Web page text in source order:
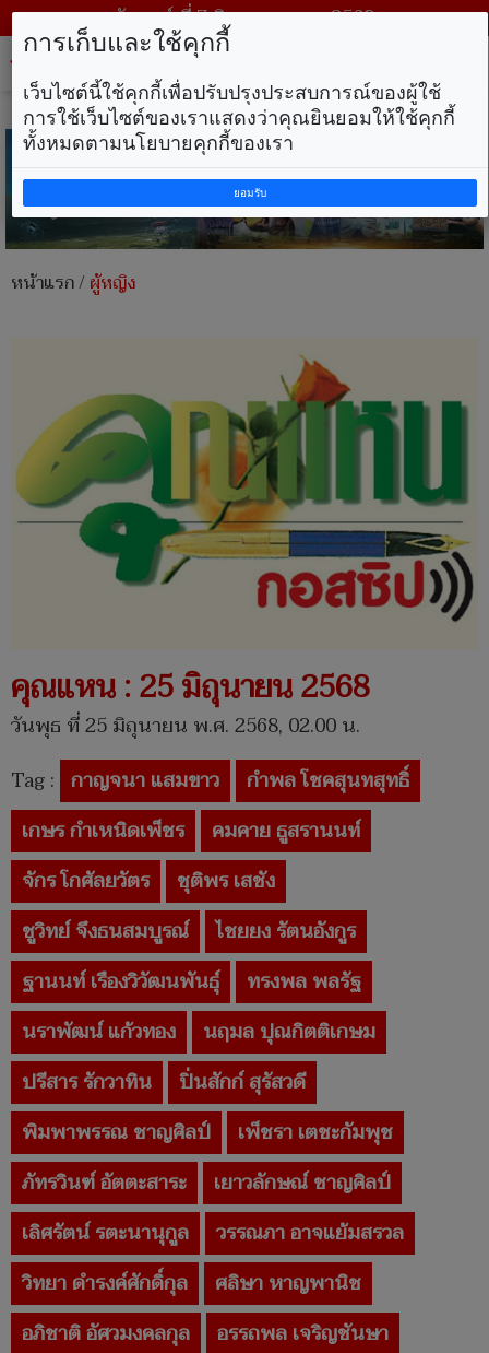
วันศุกร์ ที่ 7 สิงหาคม พ.ศ. 2569
หน้าแรก/ผู้หญิง
คุณแหน : 25 มิถุนายน 2568
วันพุธ ที่ 25 มิถุนายน พ.ศ. 2568, 02.00 น.
Tag : กาญจนา แสมขาว
กำพล โชคสุนทสุทธิ์
เกษร กำเหนิดเพ็ชร
คมคาย ธูสรานนท์
จักร โกศัลยวัตร
ชุติพร เสชัง
ชูวิทย์ จึงธนสมบูรณ์
ไชยยง รัตนอังกูร
ฐานนท์ เรืองวิวัฒนพันธุ์
ทรงพล พลรัฐ
นราพัฒน์ แก้วทอง
นฤมล ปุณกิตติเกษม
ปรีสาร รักวาทิน
ปิ่นสักก์ สุรัสวดี
พิมพาพรรณ ชาญศิลป์
เพ็ชรา เตชะกัมพุช
ภัทรวินฑ์ อัตตะสาระ
เยาวลักษณ์ ชาญศิลป์
เลิศรัตน์ รตะนานุกูล
วรรณภา อาจแย้มสรวล
วิทยา ดำรงค์ศักดิ์กุล
ศลิษา หาญพานิช
อภิชาติ อัศวมงคลกุล
อรรถพล เจริญชันษา
การเก็บและใช้คุกกี้
เว็บไซต์นี้ใช้คุกกี้เพื่อปรับปรุงประสบการณ์ของผู้ใช้
การใช้เว็บไซต์ของเราแสดงว่าคุณยินยอมให้ใช้คุกกี้
ทั้งหมดตามนโยบายคุกกี้ของเรา
ยอมรับ